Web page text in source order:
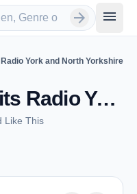
arrow_forward menu
York and North Yorkshire
Greatest Hits Radio York and North Yorkshire - FM 104.7 - York
Like This